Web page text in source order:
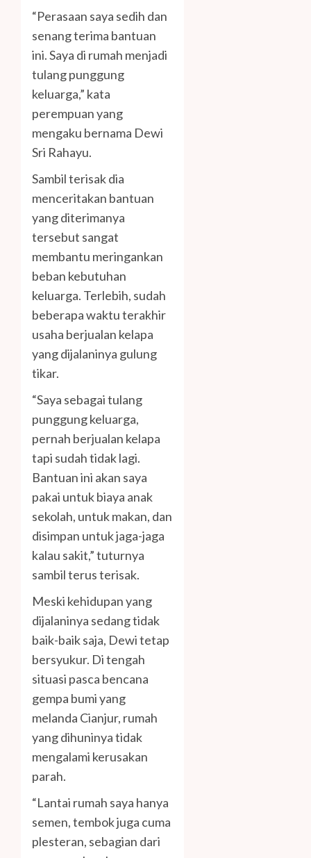
“Perasaan saya sedih dan
senang terima bantuan
ini. Saya di rumah menjadi
tulang punggung
keluarga,” kata
perempuan yang
mengaku bernama Dewi
Sri Rahayu.
Sambil terisak dia
menceritakan bantuan
yang diterimanya
tersebut sangat
membantu meringankan
beban kebutuhan
keluarga. Terlebih, sudah
beberapa waktu terakhir
usaha berjualan kelapa
yang dijalaninya gulung
tikar.
“Saya sebagai tulang
punggung keluarga,
pernah berjualan kelapa
tapi sudah tidak lagi.
Bantuan ini akan saya
pakai untuk biaya anak
sekolah, untuk makan, dan
disimpan untuk jaga-jaga
kalau sakit,” tuturnya
sambil terus terisak.
Meski kehidupan yang
dijalaninya sedang tidak
baik-baik saja, Dewi tetap
bersyukur. Di tengah
situasi pasca bencana
gempa bumi yang
melanda Cianjur, rumah
yang dihuninya tidak
mengalami kerusakan
parah.
“Lantai rumah saya hanya
semen, tembok juga cuma
plesteran, sebagian dari